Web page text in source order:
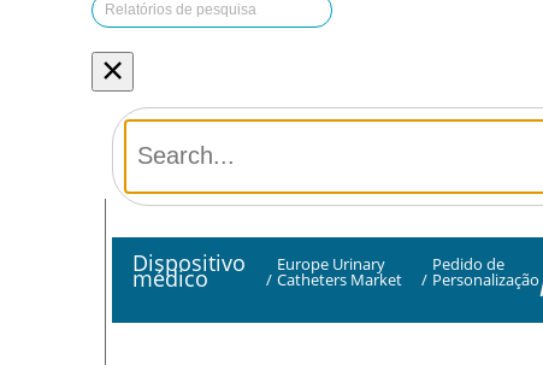
×
Dispositivo
médico /
Europe Urinary
Catheters Market /
Pedido de
Personalização